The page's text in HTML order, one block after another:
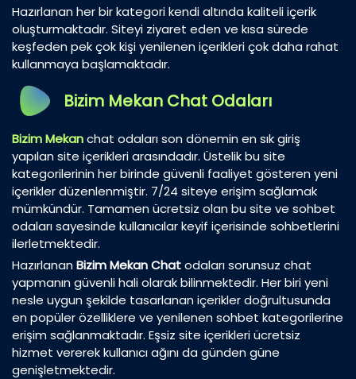
Hazırlanan her bir kategori kendi altında kaliteli içerik
oluşturmaktadır. Siteyi ziyaret eden ve kısa sürede
keşfeden pek çok kişi yenilenen içerikleri çok daha rahat
kullanmaya başlamaktadır.
Bizim Mekan Chat Odaları
Bizim Mekanchat odaları son dönemin en sık giriş
yapılan site içerikleri arasındadır. Üstelik bu site
kategorilerinin her birinde güvenli faaliyet gösteren yeni
içerikler düzenlenmiştir. 7/24 siteye erişim sağlamak
mümkündür. Tamamen ücretsiz olan bu site ve sohbet
odaları sayesinde kullanıcılar keyif içerisinde sohbetlerini
ilerletmektedir.
HazırlananBizim Mekan Chatodaları sorunsuz chat
yapmanın güvenli hali olarak bilinmektedir. Her biri yeni
nesle uygun şekilde tasarlanan içerikler doğrultusunda
en popüler özelliklere ve yenilenen sohbet kategorilerine
erişim sağlanmaktadır. Eşsiz site içerikleri ücretsiz
hizmet vererek kullanıcı ağını da günden güne
genişletmektedir.